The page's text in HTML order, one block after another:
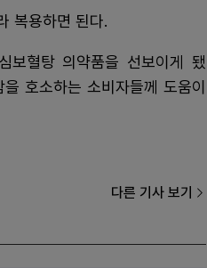
복용하면 된다.
보혈탕 의약품을 선보이게 됐
호소하는 소비자들께 도움이
다른 기사 보기